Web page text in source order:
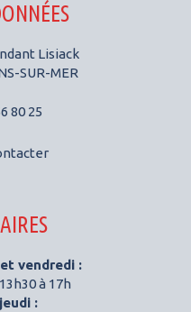
Instagram
Lisiack
SUR-MER
80 25
vendredi :
à 17h
: